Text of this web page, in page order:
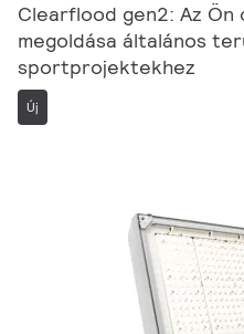
Clearflood gen2: Az Ön
megoldása általános
sportprojektekhez
Új